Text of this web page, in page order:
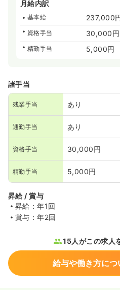
月給内訳
基本給 237,000
資格手当 30,000円
精勤手当 5,000円
諸手当
残業手当 あり
通勤手当 あり
資格手当 30,000円
精勤手当 5,000円
昇給 / 賞与
昇給：年1回
賞与：年2回
15人がこの求人
給与や働き方に